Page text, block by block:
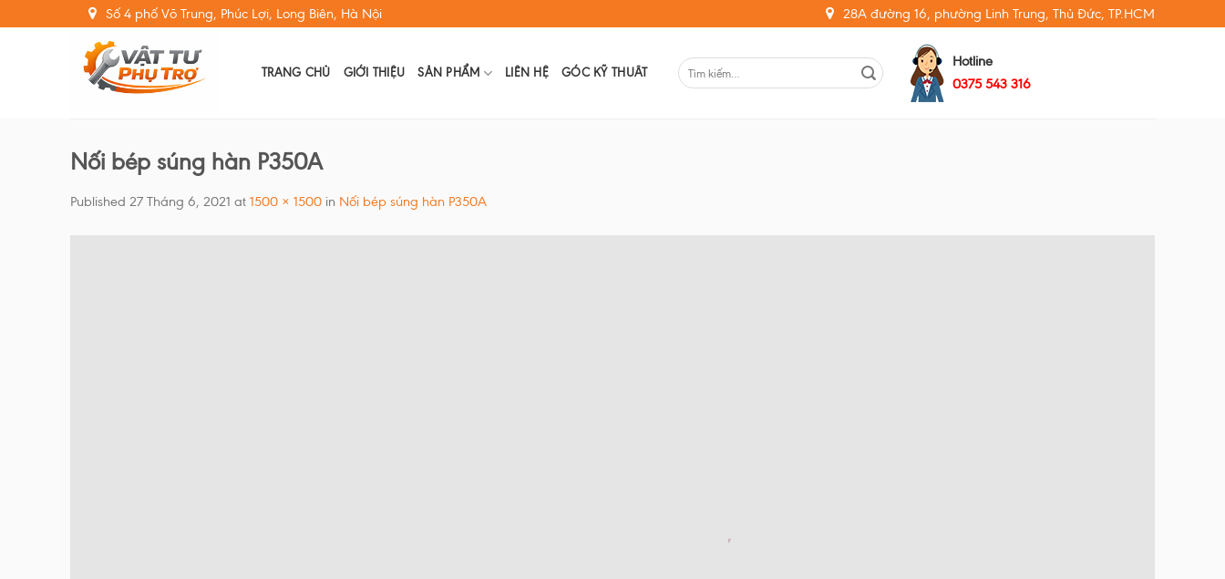
to
Số 4 phố Võ Trung, Phúc Lợi, Long Biên, Hà Nội 28A đường 16, phường Linh Trung, Thủ Đức, TP.HCM
TRANG CHỦ GIỚI THIỆU SẢN PHẨM LIÊN HỆ GÓC KỸ THUÂT
Hotline
0375 543 316
Nối bép súng hàn P350A
Published 27 Tháng 6, 2021 at 1500 × 1500 in Nối bép súng hàn P350A